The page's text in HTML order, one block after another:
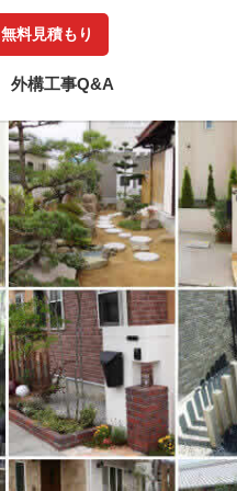
無料見積もり
外構工事Q&A